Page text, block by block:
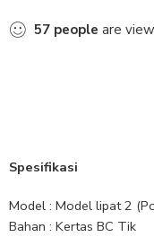
57 people are
Spesifikasi
Model : Model lipat 2
Bahan : Kertas BC Tik